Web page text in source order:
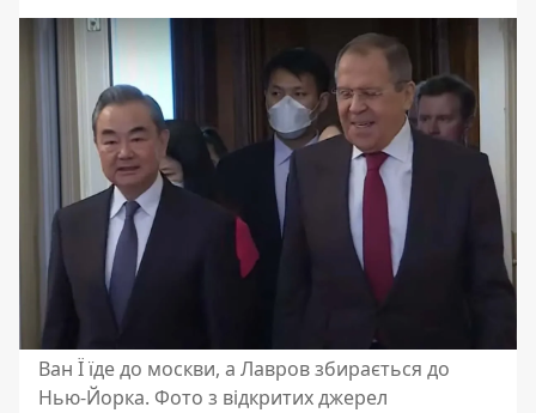
Ван Ї їде до москви, а Лавров збирається до
Нью-Йорка. Фото з відкритих джерел